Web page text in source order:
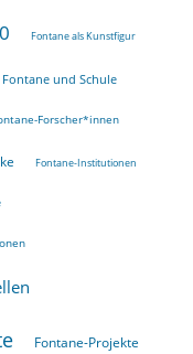
Fontane als Kunstfigur
Fontane und Schule
Forscher*innen
Fontane-Institutionen
Fontane-Projekte